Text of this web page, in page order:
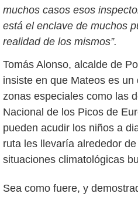
muchos casos esos
está el enclave de muchos
realidad de los mismos”.
Tomás Alonso, alcalde de
insiste en que Mateos es
zonas especiales como las
Nacional de los Picos de
pueden acudir los niños a
ruta les llevaría alrededor
situaciones climatológicas
Sea como fuere, y